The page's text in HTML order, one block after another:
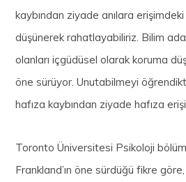
kaybından ziyade anılara erişimdeki
düşünerek rahatlayabiliriz. Bilim
olanları içgüdüsel olarak koruma
öne sürüyor. Unutabilmeyi
hafıza kaybından ziyade hafıza
Toronto Üniversitesi Psikoloji
Frankland’ın öne sürdüğü fikre